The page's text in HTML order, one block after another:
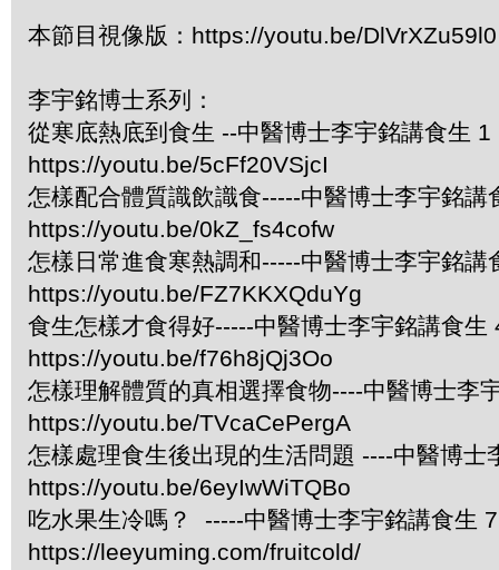
本節目視像版：https://youtu.be/DlVrXZu59l0
李宇銘博士系列：
從寒底熱底到食生 --中醫博士李宇銘講食生 1
https://youtu.be/5cFf20VSjcI
怎樣配合體質識飲識食-----中醫博士李宇銘講
https://youtu.be/0kZ_fs4cofw
怎樣日常進食寒熱調和-----中醫博士李宇銘
https://youtu.be/FZ7KKXQduYg
食生怎樣才食得好-----中醫博士李宇銘講食
https://youtu.be/f76h8jQj3Oo
怎樣理解體質的真相選擇食物----中醫博士李
https://youtu.be/TVcaCePergA
怎樣處理食生後出現的生活問題 ----中醫博士
https://youtu.be/6eyIwWiTQBo
吃水果生冷嗎？ -----中醫博士李宇銘講食生 7
https://leeyuming.com/fruitcold/